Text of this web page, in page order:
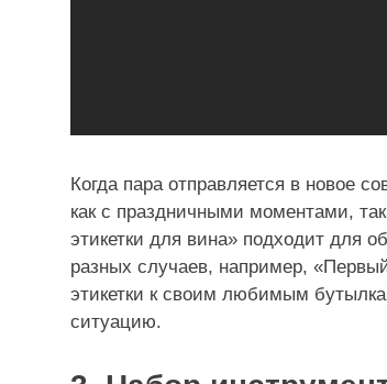
Когда пара отправляется в новое
как с праздничными моментами,
этикетки для вина» подходит для
разных случаев, например,
этикетки к своим любимым
ситуацию.